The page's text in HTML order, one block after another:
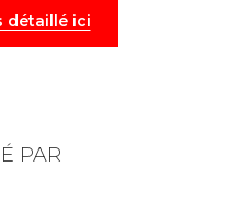
détaillé ici
PAR